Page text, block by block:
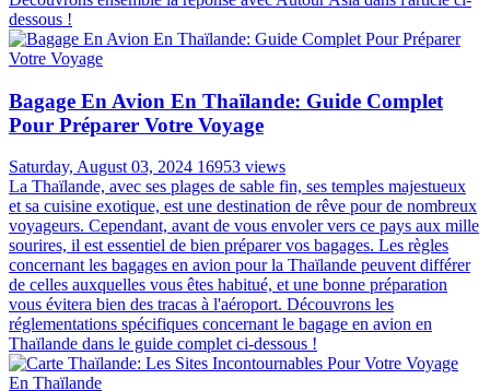
dessous !
Bagage En Avion En Thaïlande: Guide Complet
Pour Préparer Votre Voyage
Saturday, August 03, 2024 16953 views
La Thaïlande, avec ses plages de sable fin, ses temples majestueux
et sa cuisine exotique, est une destination de rêve pour de nombreux
voyageurs. Cependant, avant de vous envoler vers ce pays aux mille
sourires, il est essentiel de bien préparer vos bagages. Les règles
concernant les bagages en avion pour la Thaïlande peuvent différer
de celles auxquelles vous êtes habitué, et une bonne préparation
vous évitera bien des tracas à l'aéroport. Découvrons les
réglementations spécifiques concernant le bagage en avion en
Thaïlande dans le guide complet ci-dessous !